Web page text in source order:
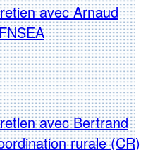
avec Arnaud
avec Bertrand
rurale (CR)